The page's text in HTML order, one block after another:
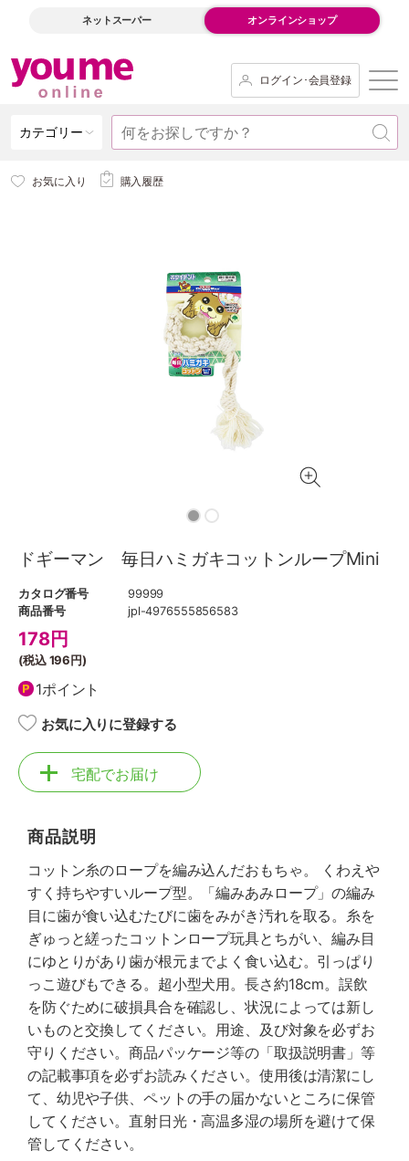
ネットスーパー オンラインショップ
ログイン･会員登録
カテゴリー
お気に入り 購入履歴
ドギーマン 毎日ハミガキコットンループMini
カタログ番号
99999
商品番号
jpl-4976555856583
178円
(税込196円)
1ポイント
お気に入りに登録する
宅配でお届け
商品説明
コットン糸のロープを編み込んだおもちゃ。 くわえや
すく持ちやすいループ型。「編みあみロープ」の編み
目に歯が食い込むたびに歯をみがき汚れを取る。糸を
ぎゅっと縒ったコットンロープ玩具とちがい、編み目
にゆとりがあり歯が根元までよく食い込む。引っぱり
っこ遊びもできる。超小型犬用。長さ約18cm。誤飲
を防ぐために破損具合を確認し、状況によっては新し
いものと交換してください。用途、及び対象を必ずお
守りください。商品パッケージ等の「取扱説明書」等
の記載事項を必ずお読みください。使用後は清潔にし
て、幼児や子供、ペットの手の届かないところに保管
してください。直射日光・高温多湿の場所を避けて保
管してください。